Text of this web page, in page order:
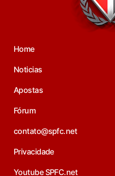
Home
Noticias
Apostas
Fórum
contato@spfc.net
Privacidade
Youtube SPFC.net